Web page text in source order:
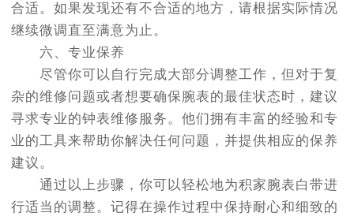
合适。如果发现还有不合适的地方，请根据实际情况
继续微调直至满意为止。
六、专业保养
尽管你可以自行完成大部分调整工作，但对于复
杂的维修问题或者想要确保腕表的最佳状态时，建议
寻求专业的钟表维修服务。他们拥有丰富的经验和专
业的工具来帮助你解决任何问题，并提供相应的保养
建议。
通过以上步骤，你可以轻松地为积家腕表白带进
行适当的调整。记得在操作过程中保持耐心和细致的